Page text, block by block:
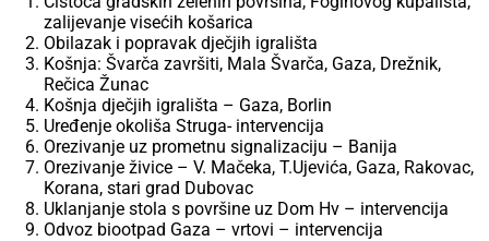
zalijevanje visećih košarica
Obilazak i popravak dječjih igrališta
Košnja: Švarča završiti, Mala Švarča, Gaza, Drežnik,
Rečica Žunac
Košnja dječjih igrališta – Gaza, Borlin
Uređenje okoliša Struga- intervencija
Orezivanje uz prometnu signalizaciju – Banija
Orezivanje živice – V. Mačeka, T.Ujevića, Gaza, Rakovac,
Korana, stari grad Dubovac
Uklanjanje stola s površine uz Dom Hv – intervencija
Odvoz biootpad Gaza – vrtovi – intervencija